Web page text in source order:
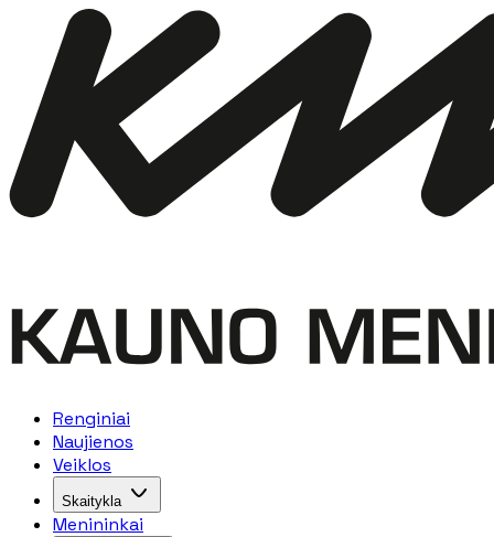
Renginiai
Naujienos
Veiklos
Skaitykla
Menininkai